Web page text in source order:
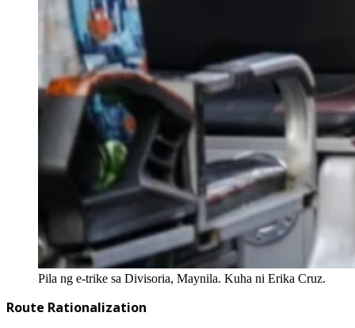
Pila ng e-trike sa Divisoria, Maynila. Kuha ni Erika Cruz.
Route Rationalization